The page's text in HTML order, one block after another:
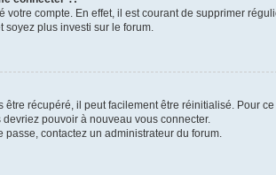
votre compte. En effet, il est courant de supprimer
soyez plus investi sur le forum.
récupéré, il peut facilement être réinitialisé. Pour
pouvoir à nouveau vous connecter.
contactez un administrateur du forum.